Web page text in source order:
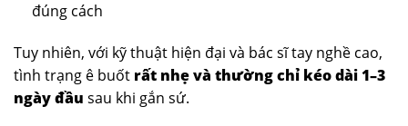
đúng cách
Tuy nhiên, với kỹ thuật hiện đại và bác sĩ tay nghề cao,
tình trạng ê buốt rất nhẹ và thường chỉ kéo dài 1–3
ngày đầu sau khi gắn sứ.